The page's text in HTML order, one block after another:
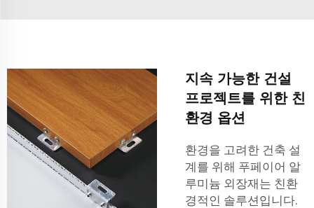
지속 가능한 건설
프로젝트를 위한 친
환경 옵션
환경을 고려한 건축 설
계를 위해 푸페이어 알
루미늄 외장재는 친환
경적인 솔루션입니다.